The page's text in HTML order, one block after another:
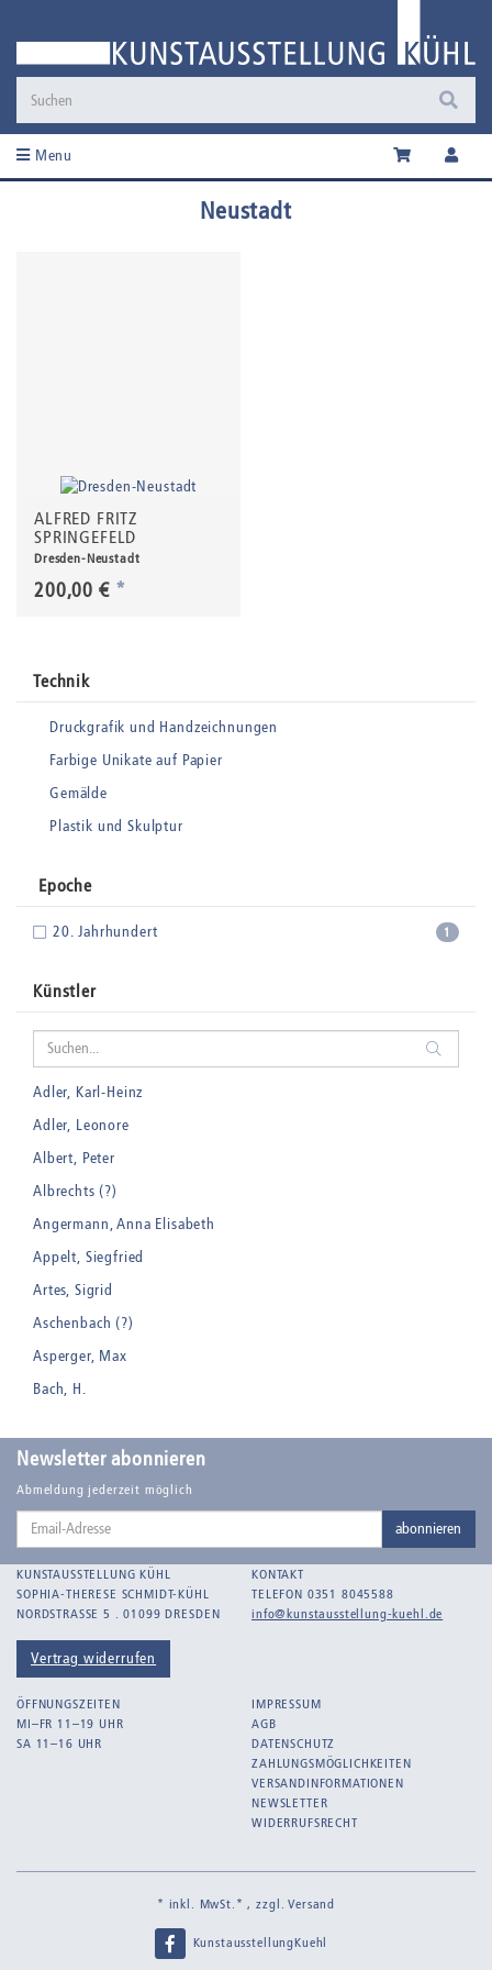
Menu
Neustadt
ALFRED FRITZ
SPRINGEFELD
Dresden-Neustadt
200,00 € *
Technik
Druckgrafik und Handzeichnungen
Farbige Unikate auf Papier
Gemälde
Plastik und Skulptur
Epoche
1
20. Jahrhundert
Künstler
Adler, Karl-Heinz
Adler, Leonore
Albert, Peter
Albrechts (?)
Angermann, Anna Elisabeth
Appelt, Siegfried
Artes, Sigrid
Aschenbach (?)
Asperger, Max
Bach, H.
Balden, Theo , eigentlich Otto Koehler
Balden-Wolff, Annemarie
Bankroth, Bernd
Bankroth, Ursula
Barth, Arthur Julius
Bartnig, Horst
Bartzsch, Paul Kurt
Becker, F.
Beckmann, Max
Birnstengel, Richard
Newsletter abonnieren
Abmeldung jederzeit möglich
Email-
abonnieren
KUNSTAUSSTELLUNG KÜHL
SOPHIA-THERESE SCHMIDT-KÜHL
NORDSTRASSE 5 . 01099 DRESDEN
Vertrag widerrufen
KONTAKT
TELEFON 0351 8045588
info@kunstausstellung-kuehl.de
ÖFFNUNGSZEITEN
MI–FR 11–19 UHR
SA 11–16 UHR
IMPRESSUM
AGB
DATENSCHUTZ
ZAHLUNGSMÖGLICHKEITEN
VERSANDINFORMATIONEN
NEWSLETTER
WIDERRUFSRECHT
* inkl. MwSt.* , zzgl.Versand
KunstausstellungKuehl